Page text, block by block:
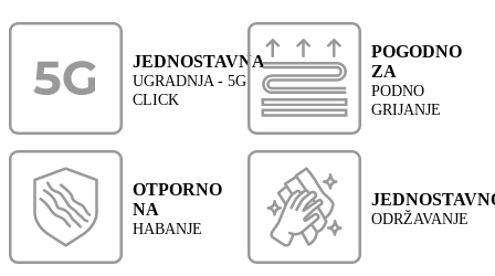
JEDNOSTAVNA
UGRADNJA - 5G
CLICK
POGODNO
ZA
PODNO
GRIJANJE
OTPORNO
NA
HABANJE
ODRŽAVANJE